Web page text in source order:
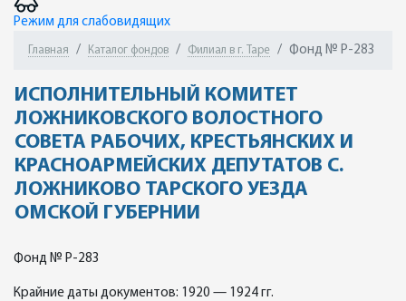
Режим для слабовидящих
Главная Каталог фондов Филиал в г. Таре Фонд № Р-283
ИСПОЛНИТЕЛЬНЫЙ КОМИТЕТ
ЛОЖНИКОВСКОГО ВОЛОСТНОГО
СОВЕТА РАБОЧИХ, КРЕСТЬЯНСКИХ И
КРАСНОАРМЕЙСКИХ ДЕПУТАТОВ С.
ЛОЖНИКОВО ТАРСКОГО УЕЗДА
ОМСКОЙ ГУБЕРНИИ
Фонд № Р-283
Крайние даты документов: 1920 — 1924 гг.